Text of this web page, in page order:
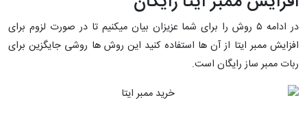
در ادامه ۵ روش را برای شما عزیزان بیان میکنیم تا در صورت لزوم برای
افزایش ممبر ایتا از آن ها استفاده کنید این روش ها روشی جایگزین برای
ربات ممبر ساز رایگان است.